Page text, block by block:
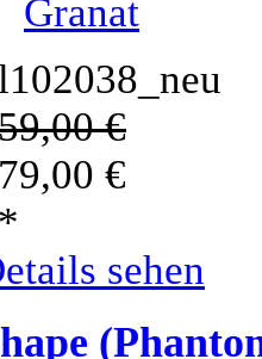
€
€
sehen